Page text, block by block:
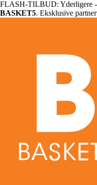
FLASH-TILBUD: Yderligere -
BASKET5. Eksklusive